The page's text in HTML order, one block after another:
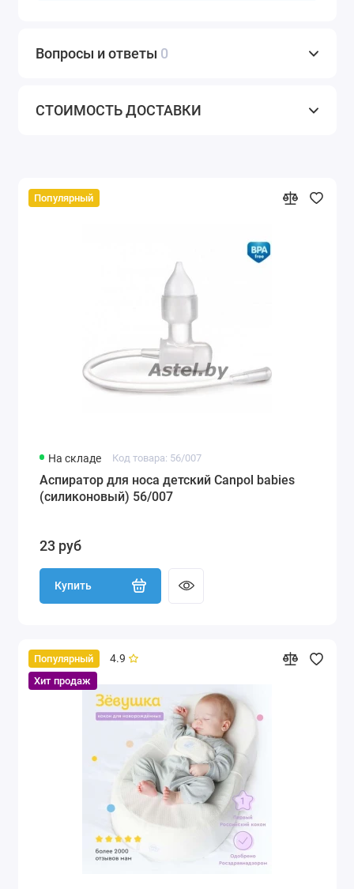
Вопросы и ответы 0
СТОИМОСТЬ ДОСТАВКИ
Популярный
На складе Код товара: 56/007
Аспиратор для носа детский Canpol babies
(силиконовый) 56/007
23 руб
Купить
Популярный
Хит продаж
4.9